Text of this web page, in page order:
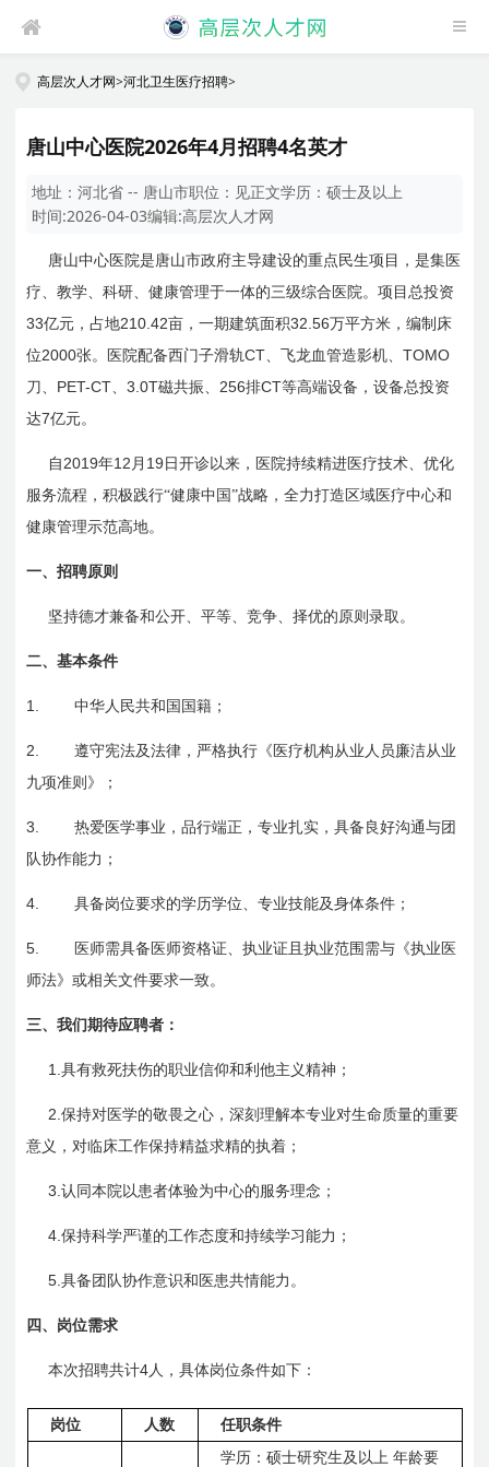
高层次人才网>河北卫生医疗招聘>
唐山中心医院2026年4月招聘4名英才
地址：河北省 -- 唐山市职位： 见正文学历：硕士及以上
时间:2026-04-03编辑:高层次人才网
唐山中心医院是唐山市政府主导建设的重点民生项目，是集医
疗、教学、科研、健康管理于一体的三级综合医院。项目总投资
33亿元，占地210.42亩，一期建筑面积32.56万平方米，编制床
位2000张。医院配备西门子滑轨CT 、飞龙血管造影机、TOMO
刀、 PET-CT 、3.0T磁共振、 256排CT等高端设备，设备总投资
达7亿元。
自 2019年12 月 19 日开诊以来，医院持续精进医疗技术、优化
服务流程，积极践行“健康中国”战略，全力打造区域医疗中心和
健康管理示范高地。
一、招聘原则
坚持德才兼备和公开、平等、竞争、择优的原则录取。
二、基本条件
1. 中华人民共和国国籍；
2.
遵守宪法及法律，严格执行《医疗机构从业人员廉洁从业
九项准则》；
3.
热爱医学事业，品行端正，专业扎实，具备良好沟通与团
队协作能力；
4. 具备岗位要求的学历学位、专业技能及身体条件；
5.
医师需具备医师资格证、执业证且执业范围需与《执业医
师法》或相关文件要求一致。
三、我们期待应聘者：
1.具有救死扶伤的职业信仰和利他主义精神；
2.保持对医学的敬畏之心，深刻理解本专业对生命质量的重要
意义，对临床工作保持精益求精的执着；
3.认同本院以患者体验为中心的服务理念；
4.保持科学严谨的工作态度和持续学习能力；
5.具备团队协作意识和医患共情能力。
四、 岗位需求
本次招聘共计4 人，具体岗位条件如下：
岗位 人数 任职条件
学历：硕士研究生及以上 年龄要